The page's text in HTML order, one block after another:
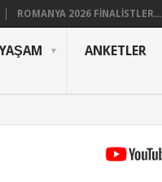
ROMANYA 2026 FINALISTLER...
YAŞAM ANKETLER